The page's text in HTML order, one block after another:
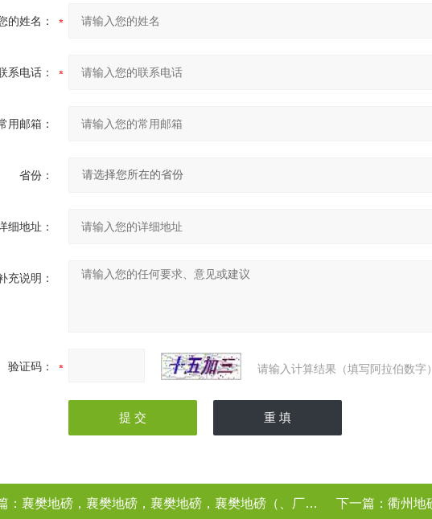
的姓名：
系电话：
用邮箱：
省份：
细地址：
充说明：
验证码： 请输入计算结果（填写阿拉伯数字
： 襄樊地磅，襄樊地磅，襄樊地磅，襄樊地磅（、厂家） 下一篇： 衢州地